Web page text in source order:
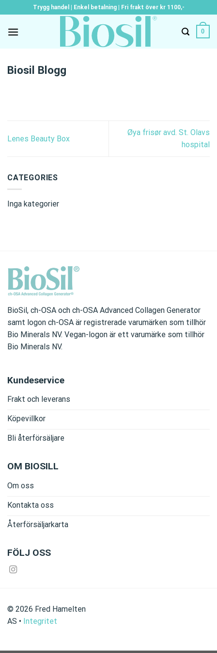
to
content
Trygg handel | Enkel betalning | Fri frakt över kr 1100,-
0
Biosil Blogg
Lenes Beauty Box
Øya frisør avd. St. Olavs
hospital
CATEGORIES
Inga kategorier
BioSil, ch-OSA och ch-OSA Advanced Collagen Generator
samt logon ch-OSA är registrerade varumärken som tillhör
Bio Minerals NV. Vegan-logon är ett varumärke som tillhör
Bio Minerals NV.
Kundeservice
Frakt och leverans
Köpevillkor
Bli återförsäljare
OM BIOSILL
Om oss
Kontakta oss
Återförsäljarkarta
FÖLJ OSS
© 2026 Fred Hamelten
AS • Integritet